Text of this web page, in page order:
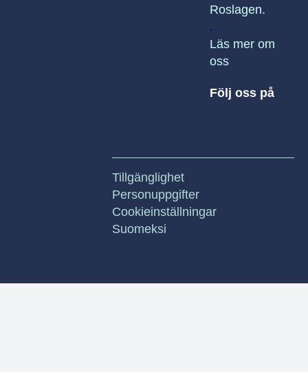
Roslagen.
.
Läs mer om
oss
Följ oss på
Tillgänglighet
Personuppgifter
Cookieinställningar
Suomeksi